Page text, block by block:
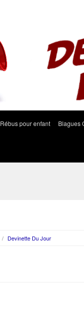
Rébus pour enfant Blagues
/ Devinette Du Jour